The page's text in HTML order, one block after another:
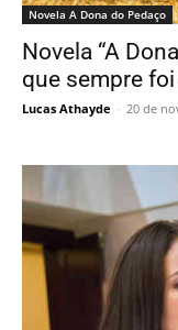
Novela A Dona do Pedaço
Novela “A
que sempre
Lucas Athayde - 20 de